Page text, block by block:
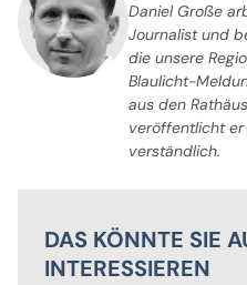
Daniel Große
Journalist und
die unsere
Blaulicht-
aus den
veröffentlicht er
verständlich.
DAS KÖNNTE SIE
INTERESSIEREN